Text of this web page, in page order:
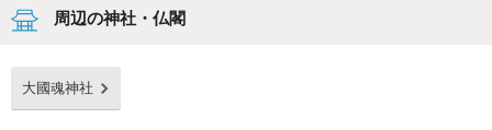
周辺の神社・仏閣
大國魂神社